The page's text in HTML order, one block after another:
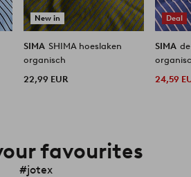
New in
SIMA SHIMA hoeslaken
organisch
22,99 EUR
Deal
SIMA
24,59
favourites
#jotex